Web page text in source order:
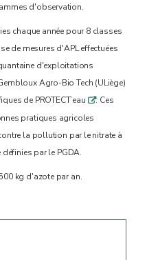
d'observation.
chaque année pour 8 classes
de mesures d'APL effectuées
d'exploitations
Agro-Bio Tech (ULiège)
de PROTECT’eau q. Ces
pratiques agricoles
la pollution par le nitrate à
par le PGDA.
kg d'azote par an.